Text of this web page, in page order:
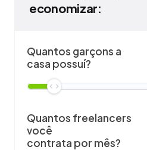
economizar:
Quantos garçons a
casa possuí?
Quantos freelancers
você
contrata por mês?